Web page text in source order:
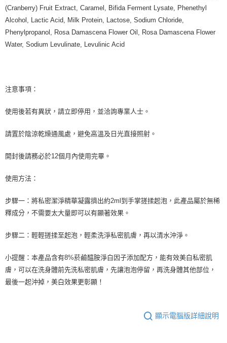
(Cranberry) Fruit Extract, Caramel, Bifida Ferment Lysate, Phenethyl
Alcohol, Lactic Acid, Milk Protein, Lactose, Sodium Chloride,
Phenylpropanol, Rosa Damascena Flower Oil, Rosa Damascena Flower
Water, Sodium Levulinate, Levulinic Acid
注意事項：
使用後若有異狀，請立即停用，並洽詢專業人士。
請置於陰涼乾燥通風處，避免高溫及日光直接照射。
開封後請務必於12個月內使用完畢。
使用方法：
步驟一：將私密潔淨精華凝露擠出約2ml到手掌搓揉起泡，此產品屬於無稀
釋成分，不需要太大量即可以有顯著效果。
步驟二：輕輕搓揉至起泡，輕柔洗淨私密肌膚，再以清水沖淨。
小提醒：本產品含有8%菸鹼醯胺淨白因子添加配方，能有效美白私密肌
膚，可以在洗身體前先洗私密肌膚，先讓泡泡停留，再洗身體其他部位，
最後一起沖掉，美白效果更彰顯！
顯示電腦版詳細說明